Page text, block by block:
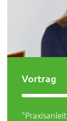
Vortrag